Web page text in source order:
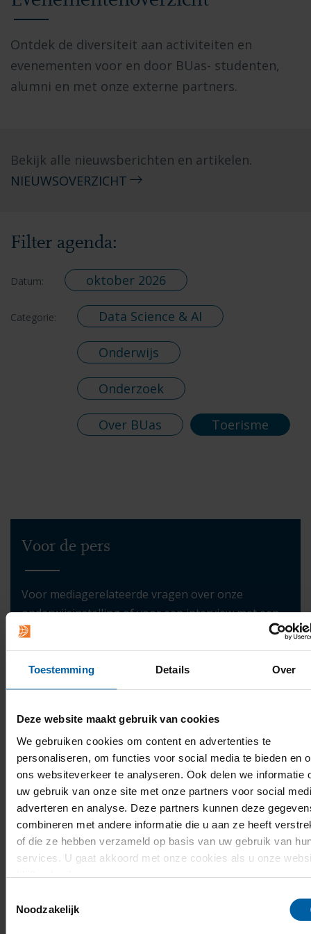
Toestemming Details Over
Deze website maakt gebruik van cookies
We gebruiken cookies om content en advertenties te
personaliseren, om functies voor social media te bieden en
ons websiteverkeer te analyseren. Ook delen we informatie
uw gebruik van onze site met onze partners voor social
adverteren en analyse. Deze partners kunnen deze
combineren met andere informatie die u aan ze heeft
of die ze hebben verzameld op basis van uw gebruik van
services. U gaat akkoord met onze cookies als u onze
blijft gebruiken.
Noodzakelijk
Ontdek de diversiteit aan activiteiten en
evenementen voor en door BUas- studenten,
alumni en met onze externe partners.
Bekijk alle nieuwsberichten en artikelen.
NIEUWSOVERZICHT
Filter agenda:
Datum: oktober 2026
Categorie: Data Science & AI
Onderwijs
Onderzoek
Over BUas Toerisme
Voor de pers
Voor mediagerelateerde vragen over onze
onderwijsinstelling of voor een interview met een
van onze experts
Contact